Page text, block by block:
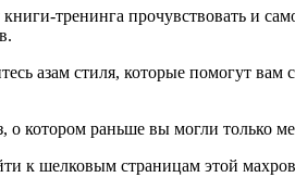
тренинга прочувствовать и
азам стиля, которые помогут вам
о котором раньше вы могли только
к шелковым страницам этой